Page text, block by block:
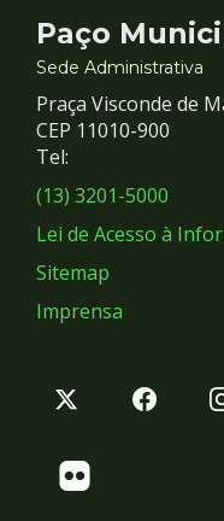
Contato
e
Redes
Sociais
Paço
Sede Administrativa
Praça Visconde de
CEP 11010-900
Tel:
(13) 3201-5000
Lei de Acesso à
Sitemap
Imprensa